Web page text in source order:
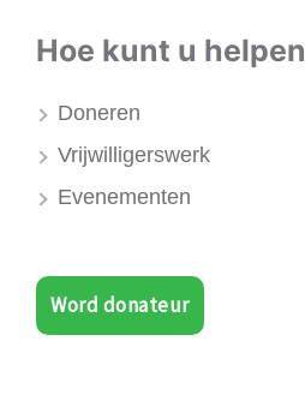
Hoe kunt u helpen
Doneren
Vrijwilligerswerk
Evenementen
Word donateur